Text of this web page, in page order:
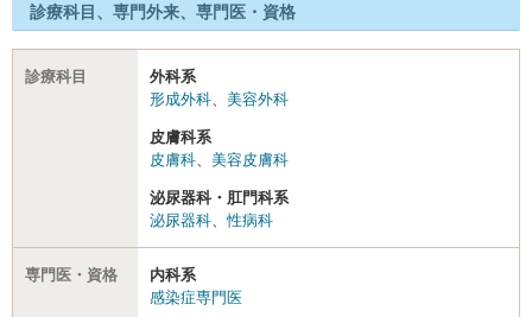
診療科目、専門外来、専門医・資格
診療科目
外科系
形成外科、 美容外科
皮膚科系
皮膚科、 美容皮膚科
泌尿器科・肛門科系
泌尿器科、性病科
専門医・資格
内科系
感染症専門医